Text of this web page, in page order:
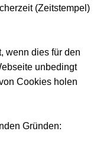
(Zeitstempel)
wenn dies für den
unbedingt
Cookies holen
Gründen: